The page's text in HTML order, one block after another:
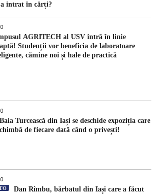
intrat în cărți?
AGRITECH al USV intră în linie
Studenții vor beneficia de laboratoare
cămine noi și hale de practică
Turcească din Iași se deschide expoziția care
de fiecare dată când o privești!
Dan Rîmbu, bărbatul din Iași care a făcut